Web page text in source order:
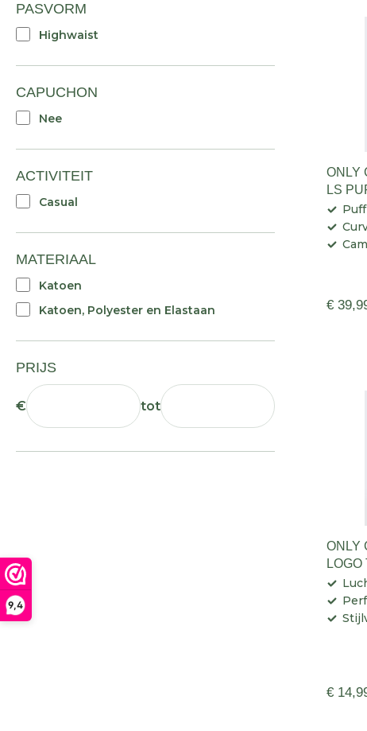
9,4
PASVORM
Highwaist
CAPUCHON
Nee
ACTIVITEIT
Casual
MATERIAAL
Katoen
Katoen, Polyester en Elastaan
PRIJS
€ tot
ONLY
LS
SWT
€
ONLY
€